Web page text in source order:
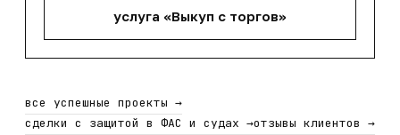
услуга «Выкуп с торгов»
все успешные проекты →
сделки с защитой в ФАС и судах →отзывы клиентов →